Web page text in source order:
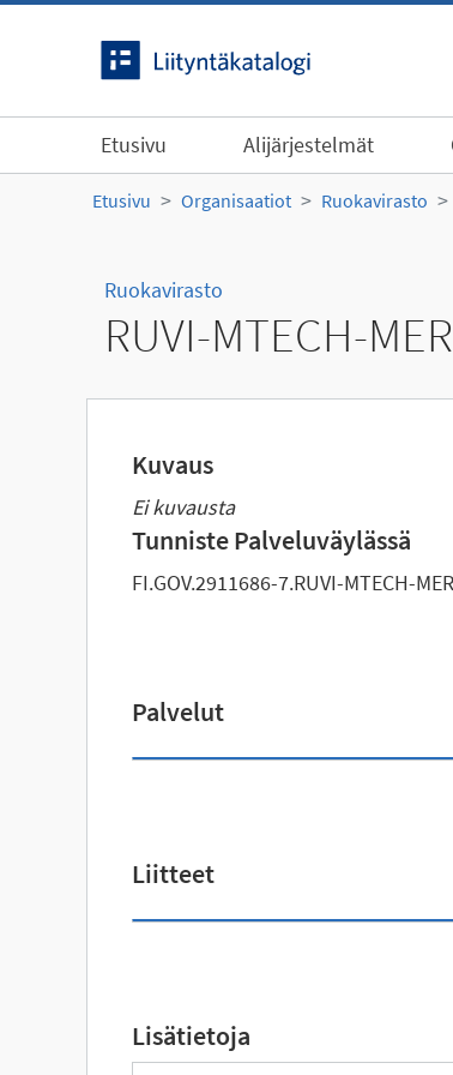
Etusivu Alijärjestelmät
Etusivu Organisaatiot Ruokavirasto
Ruokavirasto
RUVI-MTECH-
Kuvaus
Ei kuvausta
Tunniste Palveluväylässä
FI.GOV.2911686-7.RUVI-MTECH-
Palvelut
Liitteet
Lisätietoja